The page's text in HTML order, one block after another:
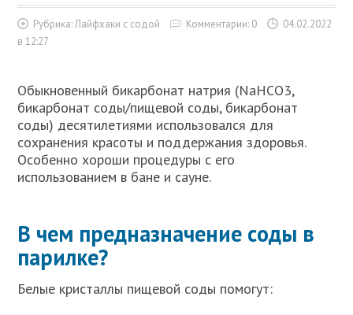
Рубрика:Лайфхаки с содой Комментарии: 0
04.02.2022
в 12:27
Обыкновенный бикарбонат натрия (NaHCO3,
бикарбонат соды/пищевой соды, бикарбонат
соды) десятилетиями использовался для
сохранения красоты и поддержания здоровья.
Особенно хороши процедуры с его
использованием в бане и сауне.
В чем предназначение соды в
парилке?
Белые кристаллы пищевой соды помогут: